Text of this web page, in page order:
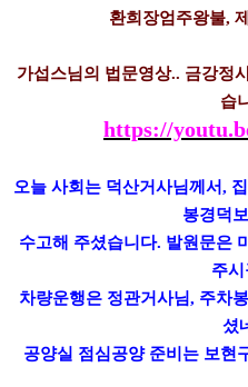
환희장엄주왕불,
가섭스님의 법문영상.. 금강정
습
https://
오늘 사회는 덕산거사님께서,
봉경덕
수고해 주셨습니다. 발원문은
주시
차량운행은 정관거사님, 주차
셨
공양실 점심공양 준비는 보현